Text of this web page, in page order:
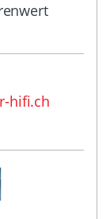
hifi.ch